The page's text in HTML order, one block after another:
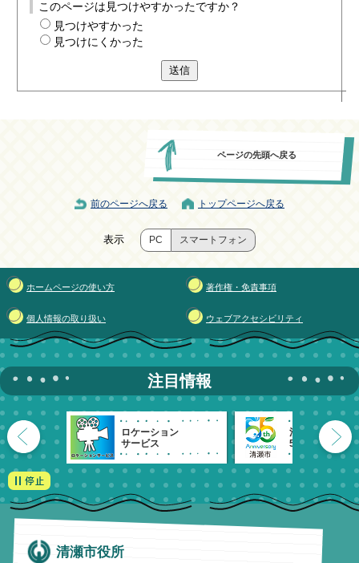
このページは見つけやすかったですか？
見つけやすかった
見つけにくかった
送信
ページの先頭へ戻る
前のページへ戻る トップページへ戻る
表示 PC スマートフォン
ホームページの使い方 著作権・免責事項
個人情報の取り扱い ウェブアクセシビリティ
注目情報
ロケーション
サービス
清瀬市
55周年記念
清瀬市役所